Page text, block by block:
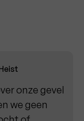
onze gevel
we geen